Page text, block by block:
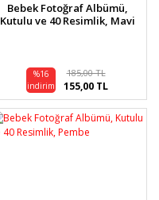
Bebek Fotoğraf Albümü,
Kutulu ve 40 Resimlik, Mavi
%16
indirim
185,00 TL
155,00 TL